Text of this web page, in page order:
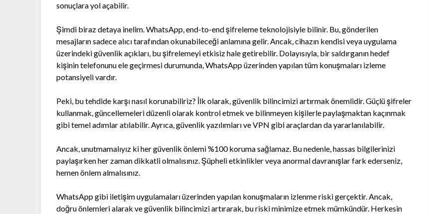
sonuçlara yol açabilir.
Şimdi biraz detaya inelim. WhatsApp, end-to-end şifreleme teknolojisiyle bilinir. Bu, gönderilen
mesajların sadece alıcı tarafından okunabileceği anlamına gelir. Ancak, cihazın kendisi veya uygulama
üzerindeki güvenlik açıkları, bu şifrelemeyi etkisiz hale getirebilir. Dolayısıyla, bir saldırganın hedef
kişinin telefonunu ele geçirmesi durumunda, WhatsApp üzerinden yapılan tüm konuşmaları izleme
potansiyeli vardır.
Peki, bu tehdide karşı nasıl korunabiliriz? İlk olarak, güvenlik bilincimizi artırmak önemlidir. Güçlü şifreler
kullanmak, güncellemeleri düzenli olarak kontrol etmek ve bilinmeyen kişilerle paylaşmaktan kaçınmak
gibi temel adımlar atılabilir. Ayrıca, güvenlik yazılımları ve VPN gibi araçlardan da yararlanılabilir.
Ancak, unutmamalıyız ki her güvenlik önlemi %100 koruma sağlamaz. Bu nedenle, hassas bilgilerinizi
paylaşırken her zaman dikkatli olmalısınız. Şüpheli etkinlikler veya anormal davranışlar fark ederseniz,
hemen önlem almalısınız.
WhatsApp gibi iletişim uygulamaları üzerinden yapılan konuşmaların izlenme riski gerçektir. Ancak,
doğru önlemleri alarak ve güvenlik bilincimizi artırarak, bu riski minimize etmek mümkündür. Herkesin